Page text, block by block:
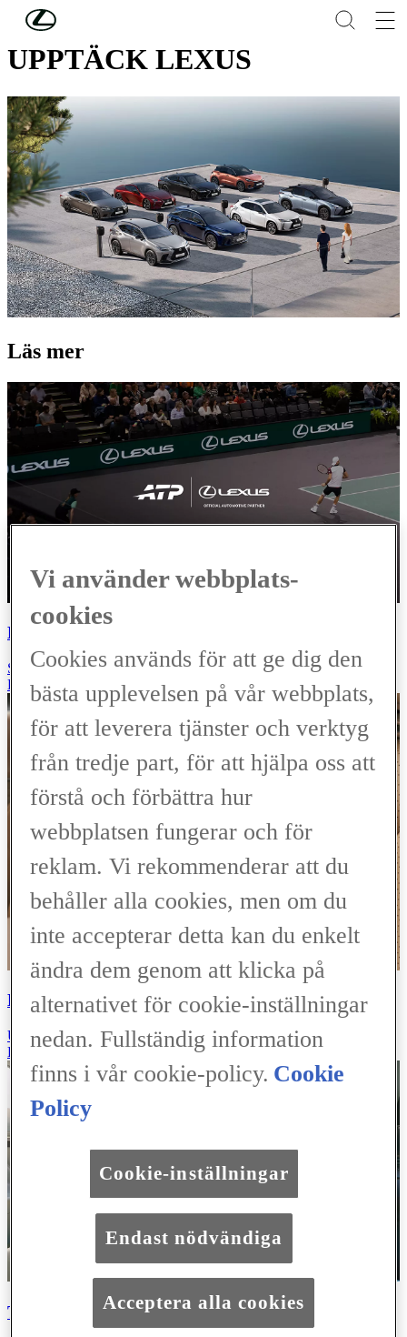
Hoppa till huvudinnehåll
UPPTÄCK LEXUS
Läs mer
LEXUS X TENNIS
SAMARBETE
Läs mer
HANTVERK
UPPTÄCK LEXUS
Läs mer
TEKNOLOGI
Vi använder webbplats-
cookies
Cookies används för att ge dig den
bästa upplevelsen på vår webbplats,
för att leverera tjänster och verktyg
från tredje part, för att hjälpa oss att
förstå och förbättra hur
webbplatsen fungerar och för
reklam. Vi rekommenderar att du
behåller alla cookies, men om du
inte accepterar detta kan du enkelt
ändra dem genom att klicka på
alternativet för cookie-inställningar
nedan. Fullständig information
finns i vår cookie-policy. Cookie
Policy
Cookie-inställningar
Endast nödvändiga
Acceptera alla cookies